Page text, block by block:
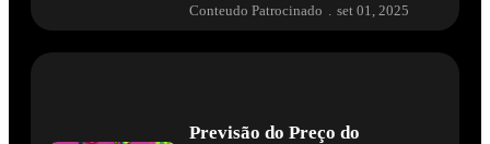
Conteudo Patrocinado set 01, 2025
Previsão do Preço do